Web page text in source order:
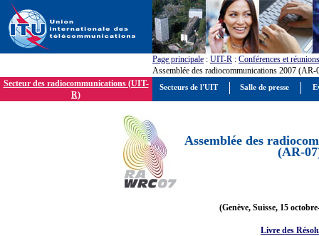
Page principale : UIT-R : Conférences et réunions
Assemblée des radiocommunications 2007 (AR-
Secteur des radiocommunications (UIT-
R)
Assemblée des
(AR-
(Genève, Suisse, 15
Livre des
Secteurs de l'UIT Salle de presse